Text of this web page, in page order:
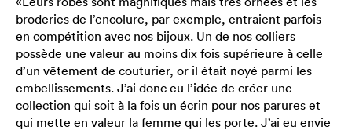
broderies de l’encolure, par exemple, entraient parfois
en compétition avec nos bijoux. Un de nos colliers
possède une valeur au moins dix fois supérieure à celle
d’un vêtement de couturier, or il était noyé parmi les
embellissements. J’ai donc eu l’idée de créer une
collection qui soit à la fois un écrin pour nos parures et
qui mette en valeur la femme qui les porte. J’ai eu envie